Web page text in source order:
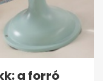
a forró